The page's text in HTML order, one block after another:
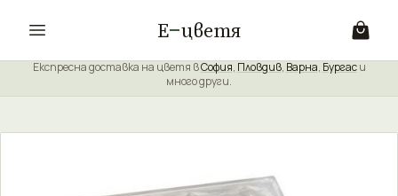
Е цветя
Експресна доставка на цветя вСофия, Пловдив, Варна, Бургаси
много други.